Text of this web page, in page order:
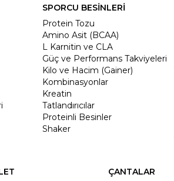
SPORCU BESİNLERİ
Protein Tozu
Amino Asit (BCAA)
L Karnitin ve CLA
Güç ve Performans Takviyeleri
Kilo ve Hacim (Gainer)
Kombinasyonlar
Kreatin
Tatlandırıcılar
Proteinli Besinler
Shaker
ÇANTALAR